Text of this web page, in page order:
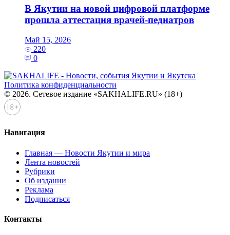
В Якутии на новой цифровой платформе
прошла аттестация врачей-педиатров
Май 15, 2026
220
0
Политика конфиденциальности
© 2026. Сетевое издание «SAKHALIFE.RU» (18+)
Навигация
Главная — Новости Якутии и мира
Лента новостей
Рубрики
Об издании
Реклама
Подписаться
Контакты